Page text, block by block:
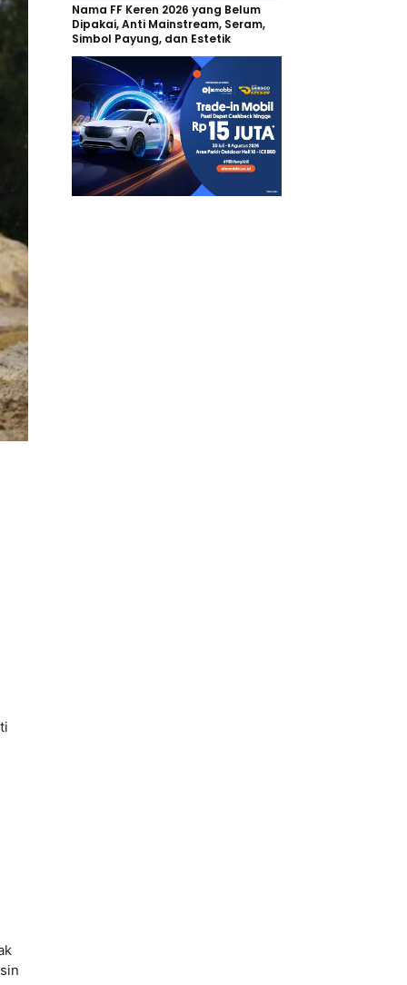
Nama FF Keren 2026 yang Belum
Dipakai, Anti Mainstream, Seram,
Simbol Payung, dan Estetik